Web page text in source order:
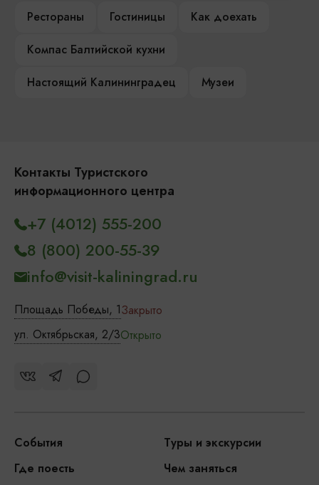
Рестораны
Гостиницы
Как доехать
Компас Балтийской кухни
Настоящий Калининградец
Музеи
Контакты Туристского
информационного центра
Площадь Победы, 1Закрыто
ул. Октябрьская, 2/3Открыто
+7 (4012) 555-200
8 (800) 200-55-39
info@visit-kaliningrad.ru
События
Туры и экскурсии
Где поесть
Чем заняться